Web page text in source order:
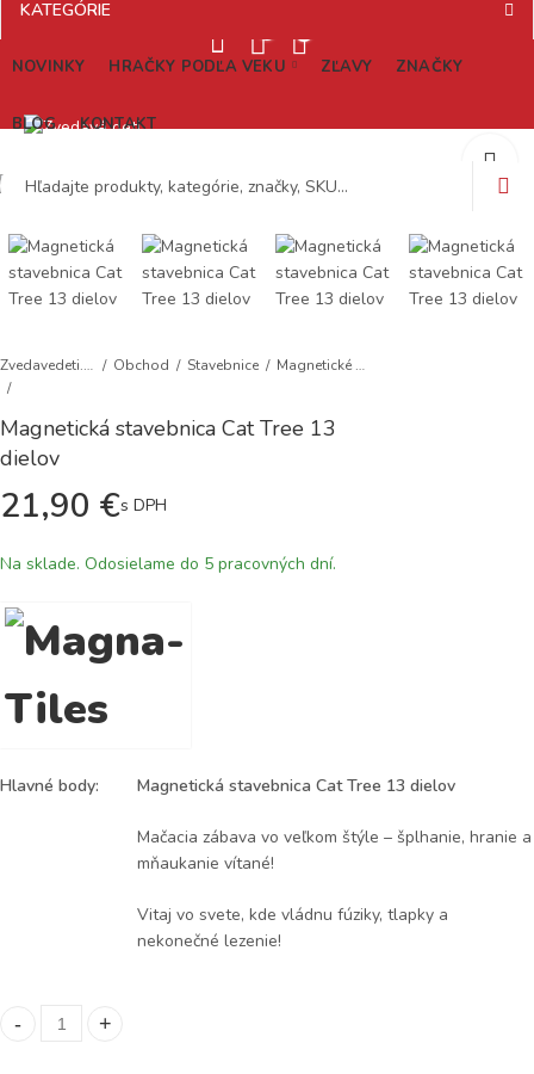
0
KATEGÓRIE
NOVINKY HRAČKY PODĽA VEKU ZĽAVY ZNAČKY
BLOG KONTAKT
Zvedavedeti.sk Obchod Stavebnice Magnetické stavebnice
Magnetická stavebnica Cat Tree 13
dielov
21,90 €s DPH
Na sklade. Odosielame do 5 pracovných dní.
Hlavné body: Magnetická stavebnica Cat Tree 13 dielov
Mačacia zábava vo veľkom štýle – šplhanie, hranie a
mňaukanie vítané!
Vitaj vo svete, kde vládnu fúziky, tlapky a
nekonečné lezenie!
Magnetická stavebnica Cat Tree 13 dielov quantity